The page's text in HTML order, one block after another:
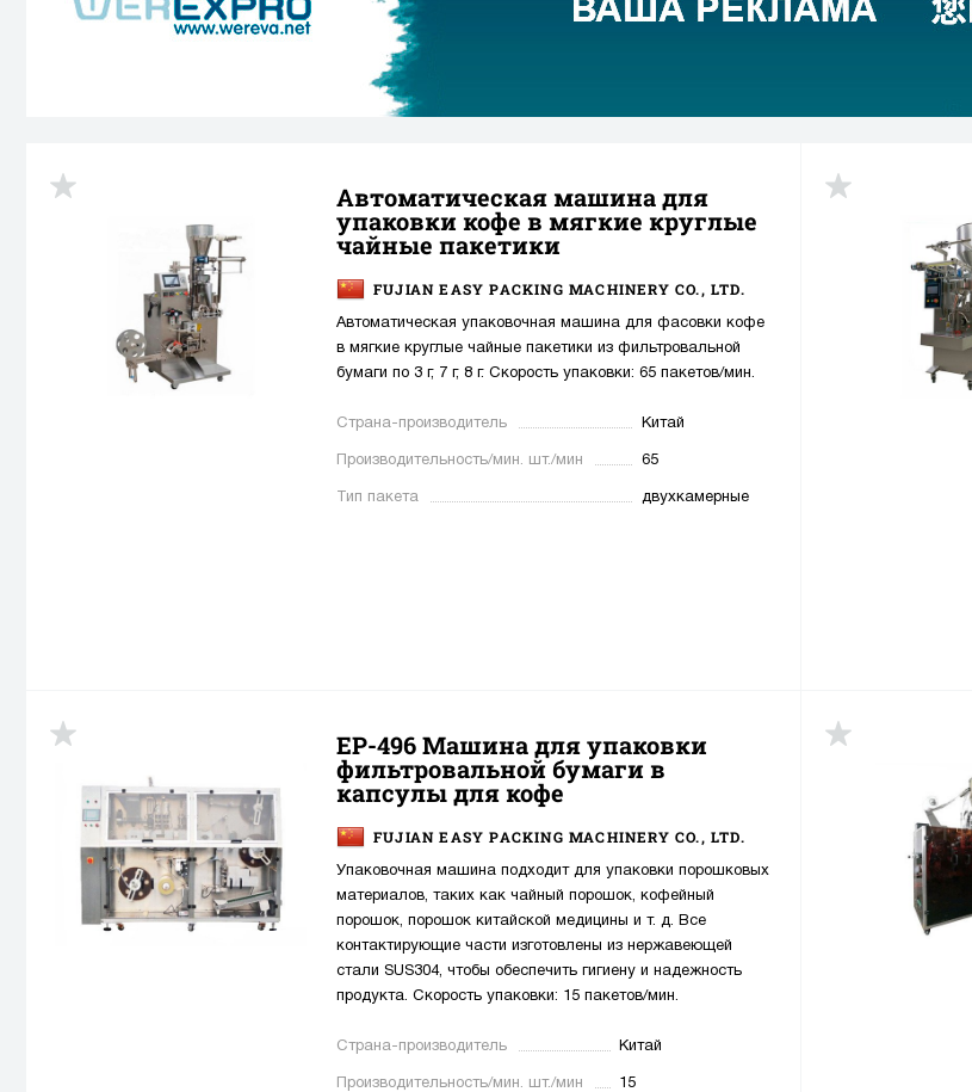
Автоматическая машина для
упаковки кофе в мягкие круглые
чайные пакетики
FUJIAN EASY PACKING MACHINERY CO., LTD.
Автоматическая упаковочная машина для фасовки кофе
в мягкие круглые чайные пакетики из фильтровальной
бумаги по 3 г, 7 г, 8 г. Скорость упаковки: 65 пакетов/мин.
Страна-производитель Китай
Производительность/мин. шт./мин 65
Тип пакета двухкамерные
EP-496 Машина для упаковки
фильтровальной бумаги в
капсулы для кофе
FUJIAN EASY PACKING MACHINERY CO., LTD.
Упаковочная машина подходит для упаковки порошковых
материалов, таких как чайный порошок, кофейный
порошок, порошок китайской медицины и т. д. Все
контактирующие части изготовлены из нержавеющей
стали SUS304, чтобы обеспечить гигиену и надежность
продукта. Скорость упаковки: 15 пакетов/мин.
Страна-производитель Китай
Производительность/мин. шт./мин 15